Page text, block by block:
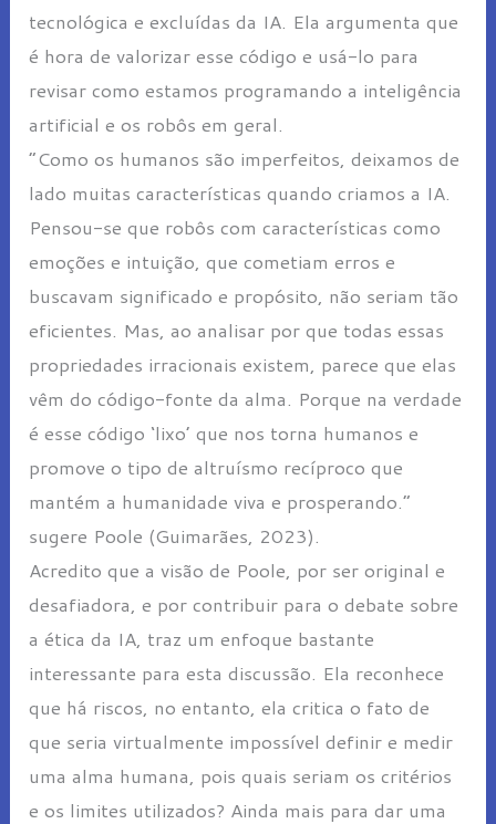
tecnológica e excluídas da IA. Ela argumenta que
é hora de valorizar esse código e usá-lo para
revisar como estamos programando a inteligência
artificial e os robôs em geral.
“Como os humanos são imperfeitos, deixamos de
lado muitas características quando criamos a IA.
Pensou-se que robôs com características como
emoções e intuição, que cometiam erros e
buscavam significado e propósito, não seriam tão
eficientes. Mas, ao analisar por que todas essas
propriedades irracionais existem, parece que elas
vêm do código-fonte da alma. Porque na verdade
é esse código ‘lixo’ que nos torna humanos e
promove o tipo de altruísmo recíproco que
mantém a humanidade viva e prosperando.”
sugere Poole (Guimarães, 2023).
Acredito que a visão de Poole, por ser original e
desafiadora, e por contribuir para o debate sobre
a ética da IA, traz um enfoque bastante
interessante para esta discussão. Ela reconhece
que há riscos, no entanto, ela critica o fato de
que seria virtualmente impossível definir e medir
uma alma humana, pois quais seriam os critérios
e os limites utilizados? Ainda mais para dar uma